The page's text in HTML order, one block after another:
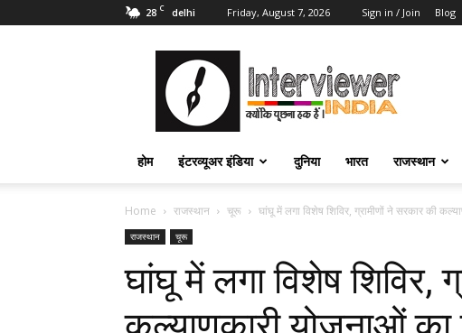
28 C delhi Friday, August 7, 2026 Sign in / Join Blog
Interviewer
India
इंटरव्यूअर
इंडिया
होम इंटरव्यूअर इंडिया दुनिया भारत राजस्थान
Home राजस्थान चूरू घांघू में लगा विशेष शिविर, ग्रामीणों ने सरकार की
राजस्थान चूरू
घांघू में लगा विशेष शिविर,